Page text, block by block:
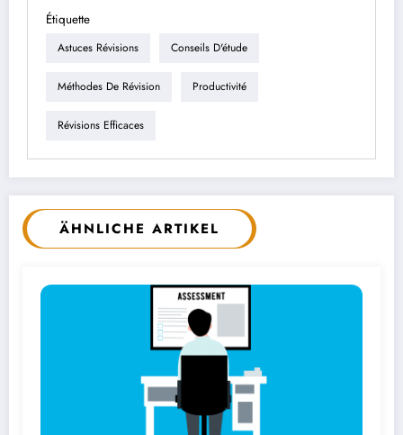
Étiquette
Astuces Révisions Conseils D'étude
Méthodes De Révision Productivité
Révisions Efficaces
ÄHNLICHE ARTIKEL